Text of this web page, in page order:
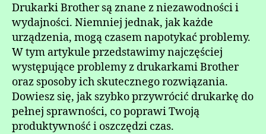
Drukarki Brother są znane z niezawodności i
wydajności. Niemniej jednak, jak każde
urządzenia, mogą czasem napotykać problemy.
W tym artykule przedstawimy najczęściej
występujące problemy z drukarkami Brother
oraz sposoby ich skutecznego rozwiązania.
Dowiesz się, jak szybko przywrócić drukarkę do
pełnej sprawności, co poprawi Twoją
produktywność i oszczędzi czas.